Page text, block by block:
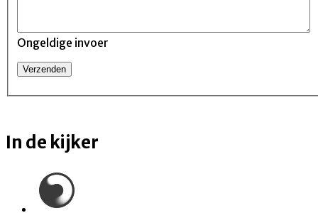
Ongeldige invoer
In de kijker